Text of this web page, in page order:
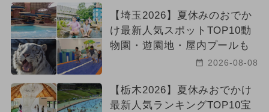
【埼玉2026】夏休みのおでか
け最新人気スポットTOP10動
物園・遊園地・屋内プールも
2026-08-08
【栃木2026】夏休みおでかけ
最新人気ランキングTOP10宝